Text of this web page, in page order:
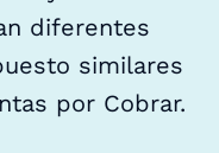
diferentes
similares
por Cobrar.